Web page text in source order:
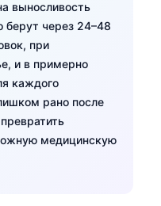
выносливость
берут через 24–48
при
и в примерно
каждого
рано после
медицинскую